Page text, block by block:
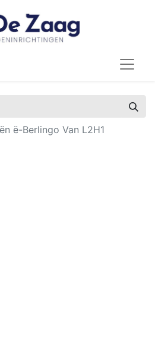
ë-Berlingo Van L2H1